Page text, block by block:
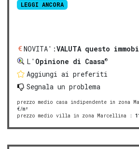
LEGGI ANCORA
NOVITA':VALUTA questo
L' Opinione di Caasa®
Aggiungi ai preferiti
Segnala un problema
prezzo medio casa indipendente in zona
€/m²
prezzo medio villa in zona Marcellina :